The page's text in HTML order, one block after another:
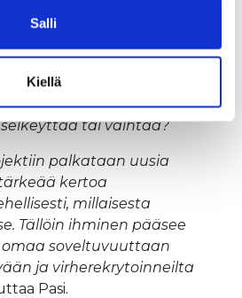
Salli
Kiellä
on myös oikeanlainen
Pitää ymmärtää,
ja millainen tyyppi tarvitaan
Jos ongelmia tulee, voisiko
tai vaihtaa?
palkataan uusia
kertoa
millaisesta
Tällöin ihminen pääsee
soveltuvuuttaan
ja virherekrytoinneilta
Pasi.